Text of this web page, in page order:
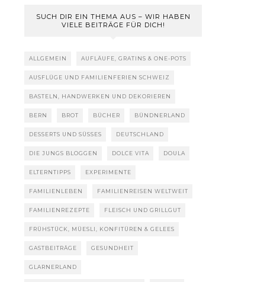
SUCH DIR EIN THEMA AUS – WIR HABEN
VIELE BEITRÄGE FÜR DICH!
ALLGEMEIN AUFLÄUFE, GRATINS & ONE-POTS
AUSFLÜGE UND FAMILIENFERIEN SCHWEIZ
BASTELN, HANDWERKEN UND DEKORIEREN
BERN BROT BÜCHER BÜNDNERLAND
DESSERTS UND SÜSSES DEUTSCHLAND
DIE JUNGS BLOGGEN DOLCE VITA DOULA
ELTERNTIPPS EXPERIMENTE
FAMILIENLEBEN FAMILIENREISEN WELTWEIT
FAMILIENREZEPTE FLEISCH UND GRILLGUT
FRÜHSTÜCK, MÜESLI, KONFITÜREN & GELEES
GASTBEITRÄGE GESUNDHEIT
GLARNERLAND